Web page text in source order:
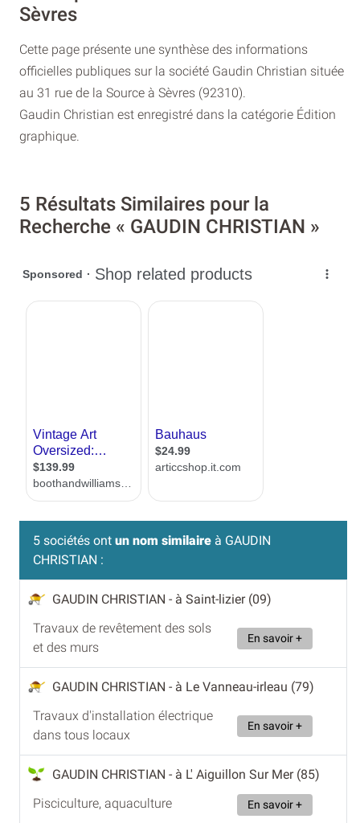
Sèvres
Cette page présente une synthèse des informations
officielles publiques sur la société Gaudin Christian située
au 31 rue de la Source à Sèvres (92310).
Gaudin Christian est enregistré dans la catégorie Édition
graphique.
5 Résultats Similaires pour la
Recherche « GAUDIN CHRISTIAN »
5 sociétés ont un nom similaire à GAUDIN
CHRISTIAN :
GAUDIN CHRISTIAN - à Saint-lizier (09)
Travaux de revêtement des sols
et des murs
En savoir +
GAUDIN CHRISTIAN - à Le Vanneau-irleau (79)
Travaux d'installation électrique
dans tous locaux
En savoir +
GAUDIN CHRISTIAN - à L' Aiguillon Sur Mer (85)
Pisciculture, aquaculture
En savoir +